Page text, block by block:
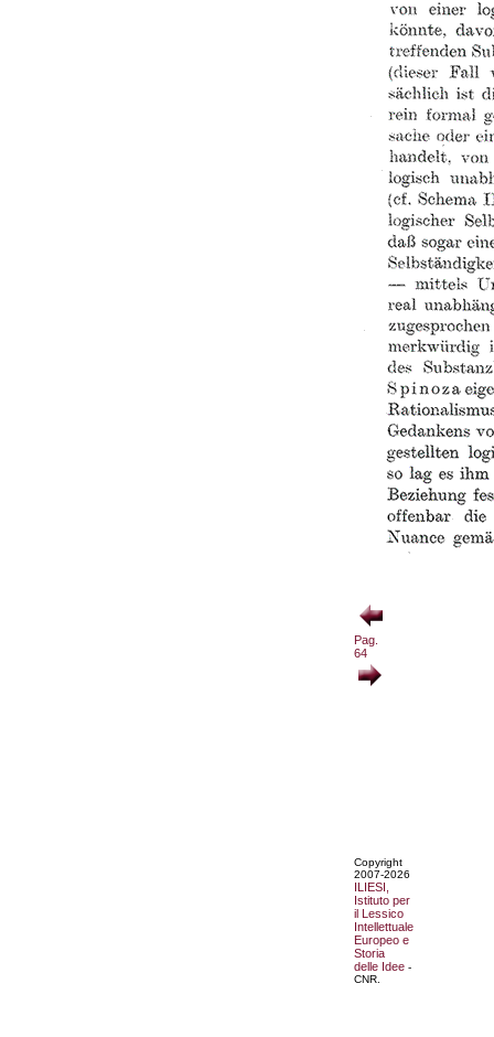
Pag.
64
Copyright
2007-2026
ILIESI,
Istituto per
il Lessico
Intellettuale
Europeo e
Storia
delle Idee -
CNR.